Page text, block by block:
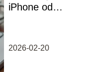
iPhone od
najważniejsze
2026-02-20